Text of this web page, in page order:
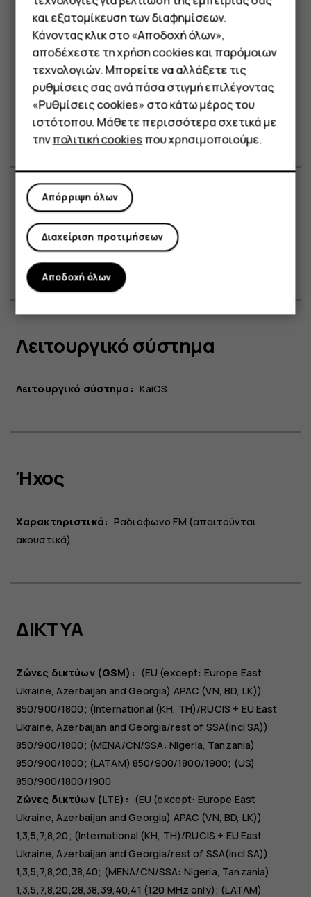
Smartphone
Τηλέφωνα απλής χρήσης
Tablet
Μνήμη και αποθήκευση
Εσωτερική μνήμη: 4 GB2
Υποστήριξη κάρτας MicroSD έως και: 32 GB3
RAM: 512 MB
Πλατφόρμα
CPU: QC8909
Λειτουργικό σύστημα
Λειτουργικό σύστημα: KaiOS
Ήχος
Χαρακτηριστικά: Ραδιόφωνο FM (απαιτούνται
ακουστικά)
ΔΙΚΤΥΑ
Ζώνες δικτύων (GSM): (EU (except: Europe East
Ukraine, Azerbaijan and Georgia) APAC (VN, BD, LK))
850/900/1800; (International (KH, TH)/RUCIS + EU East
Ukraine, Azerbaijan and Georgia/rest of SSA(incl SA))
850/900/1800; (MENA/CN/SSA: Nigeria, Tanzania)
850/900/1800; (LATAM) 850/900/1800/1900; (US)
850/900/1800/1900
Ζώνες δικτύων (LTE): (EU (except: Europe East
Ukraine, Azerbaijan and Georgia) APAC (VN, BD, LK))
1,3,5,7,8,20; (International (KH, TH)/RUCIS + EU East
Ukraine, Azerbaijan and Georgia/rest of SSA(incl SA))
1,3,5,7,8,20,38,40; (MENA/CN/SSA: Nigeria, Tanzania)
1,3,5,7,8,20,28,38,39,40,41 (120 MHz only); (LATAM)
και εξατομίκευση των διαφημίσεων.
Κάνοντας κλικ στο «Αποδοχή όλων»,
αποδέχεστε τη χρήση cookies και παρόμοιων
τεχνολογιών. Μπορείτε να αλλάξετε τις
ρυθμίσεις σας ανά πάσα στιγμή επιλέγοντας
«Ρυθμίσεις cookies» στο κάτω μέρος του
ιστότοπου. Μάθετε περισσότερα σχετικά με
τηνπολιτική cookiesπου χρησιμοποιούμε.
Απόρριψη όλων
Διαχείριση προτιμήσεων
Αποδοχή όλων